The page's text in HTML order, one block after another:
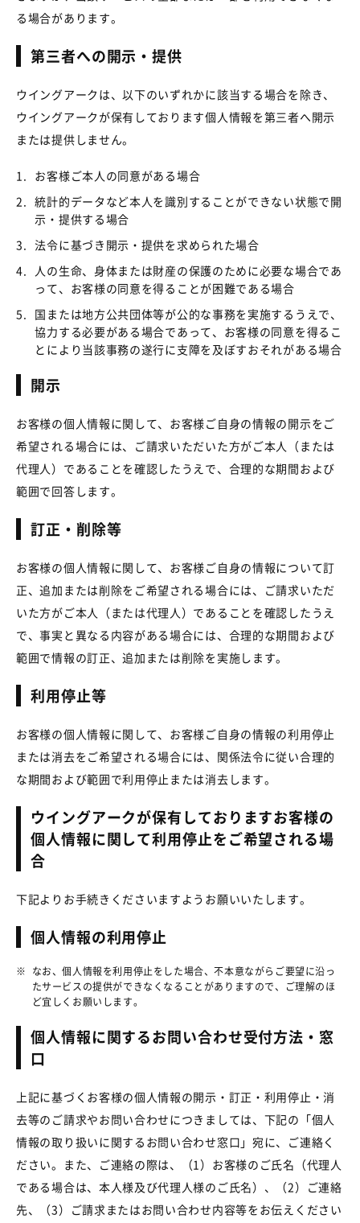
る場合があります。
第三者への開示・提供
ウイングアークは、以下のいずれかに該当する場合を除き、
ウイングアークが保有しております個人情報を第三者へ開示
または提供しません。
1. お客様ご本人の同意がある場合
2. 統計的データなど本人を識別することができない状態で開
示・提供する場合
3. 法令に基づき開示・提供を求められた場合
4.
人の生命、身体または財産の保護のために必要な場合であ
って、お客様の同意を得ることが困難である場合
5. 国または地方公共団体等が公的な事務を実施するうえで、
協力する必要がある場合であって、お客様の同意を得るこ
とにより当該事務の遂行に支障を及ぼすおそれがある場合
開示
お客様の個人情報に関して、お客様ご自身の情報の開示をご
希望される場合には、ご請求いただいた方がご本人（または
代理人）であることを確認したうえで、合理的な期間および
範囲で回答します。
訂正・削除等
お客様の個人情報に関して、お客様ご自身の情報について訂
正、追加または削除をご希望される場合には、ご請求いただ
いた方がご本人（または代理人）であることを確認したうえ
で、事実と異なる内容がある場合には、合理的な期間および
範囲で情報の訂正、追加または削除を実施します。
利用停止等
お客様の個人情報に関して、お客様ご自身の情報の利用停止
または消去をご希望される場合には、関係法令に従い合理的
な期間および範囲で利用停止または消去します。
ウイングアークが保有しておりますお客様の
個人情報に関して利用停止をご希望される場
合
下記よりお手続きくださいますようお願いいたします。
個人情報の利用停止
※ なお、個人情報を利用停止をした場合、不本意ながらご要望に沿っ
たサービスの提供ができなくなることがありますので、ご理解のほ
ど宜しくお願いします。
個人情報に関するお問い合わせ受付方法・窓
口
上記に基づくお客様の個人情報の開示・訂正・利用停止・消
去等のご請求やお問い合わせにつきましては、下記の「個人
情報の取り扱いに関するお問い合わせ窓口」宛に、ご連絡く
ださい。また、ご連絡の際は、（1）お客様のご氏名（代理人
である場合は、本人様及び代理人様のご氏名）、（2）ご連絡
先、（3）ご請求またはお問い合わせ内容等をお伝えください